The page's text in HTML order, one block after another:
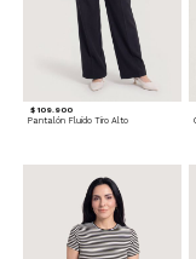
$ 109.900
Pantalón Fluido Tiro Alto